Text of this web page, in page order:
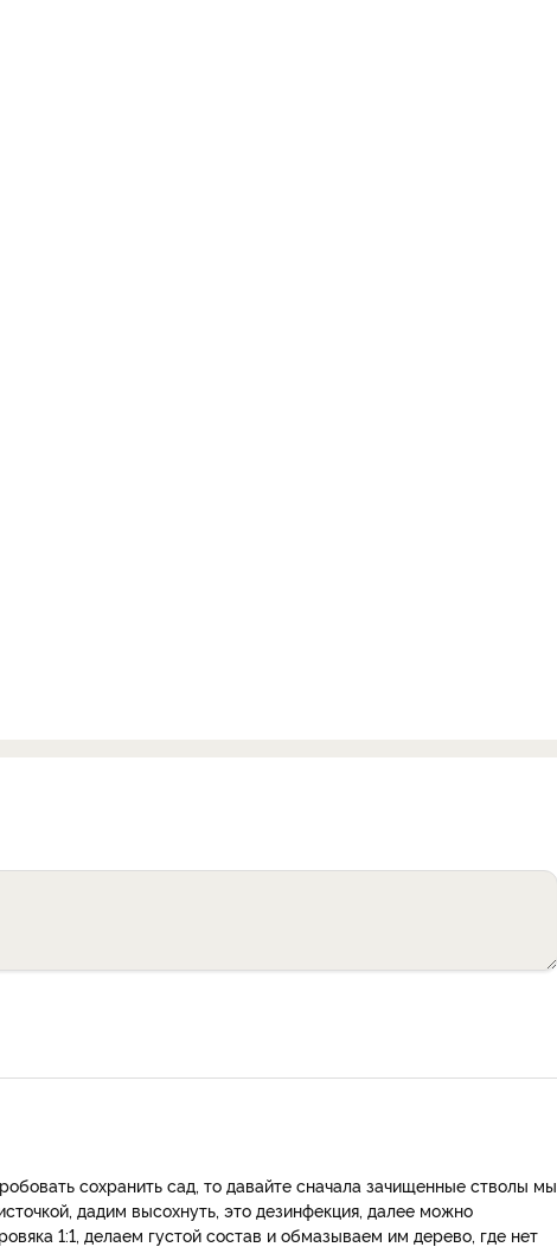
сохранить сад, то давайте сначала зачищенные стволы мы
дадим высохнуть, это дезинфекция, далее можно
1:1, делаем густой состав и обмазываем им дерево, где нет